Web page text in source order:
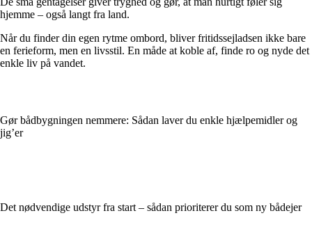
hjemme – også langt fra land.
Når du finder din egen rytme ombord, bliver fritidssejladsen ikke bare
en ferieform, men en livsstil. En måde at koble af, finde ro og nyde det
enkle liv på vandet.
Gør bådbygningen nemmere: Sådan laver du enkle hjælpemidler og
jig’er
Det nødvendige udstyr fra start – sådan prioriterer du som ny bådejer